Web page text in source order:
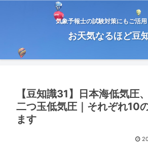
気象予報士の試験対策にもご活
お天気なるほど豆
【豆知識31】日本海低気圧
二つ玉低気圧｜それぞれ10
ます